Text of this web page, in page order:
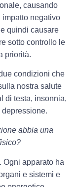
causando
negativo
quindi causare
sotto controllo le
priorità.
condizioni che
nostra salute
di testa, insonnia,
abbia una
Ogni apparato ha
e sistemi e